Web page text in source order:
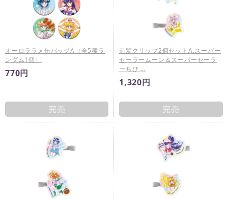
オーロララメ缶バッジA（全5種ラ
ンダム1個）
770円
完売
前髪クリップ2個セットA.スーパー
セーラームーン＆スーパーセーラ
ーちび …
1,320円
完売